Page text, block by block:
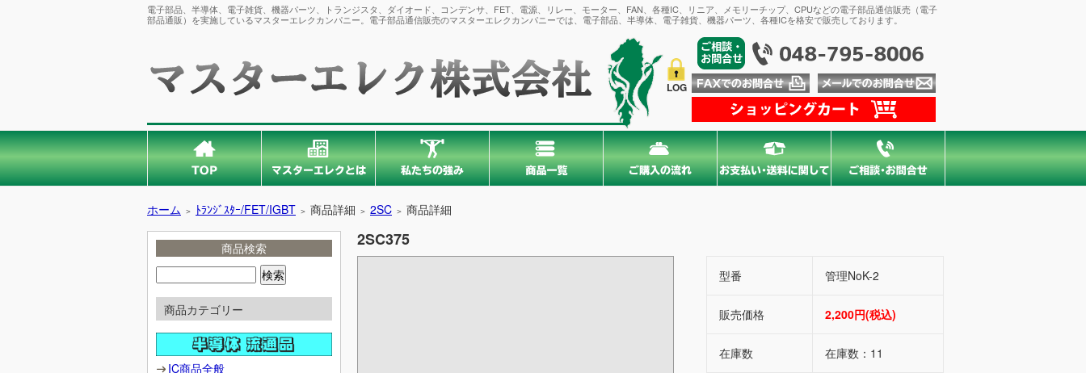
電子部品、半導体、電子雑貨、機器パーツ、トランジスタ、ダイオード、コンデンサ、FET、電源、リレー、モーター、FAN、各種IC、リニア、メモリーチップ、CPUなどの電子部品通信販売（電子
部品通販）を実施しているマスターエレクカンパニー。電子部品通信販売のマスターエレクカンパニーでは、電子部品、半導体、電子雑貨、機器パーツ、各種ICを格安で販売しております。
LOG
ホーム ＞ ﾄﾗﾝｼﾞｽﾀｰ/FET/IGBT ＞ 商品詳細 ＞ 2SC ＞ 商品詳細
商品検索
商品カテゴリー
IC商品全般
2SC375
型番 管理NoK-2
販売価格 2,200円(税込)
在庫数 在庫数：11